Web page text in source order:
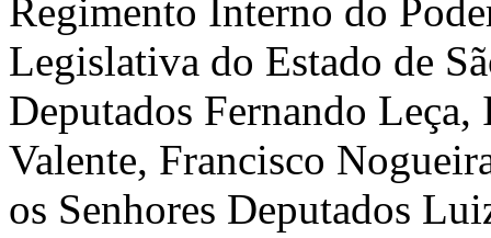
Regimento Interno do
Legislativa do Estado de
Deputados Fernando
Valente, Francisco
os Senhores Deputados